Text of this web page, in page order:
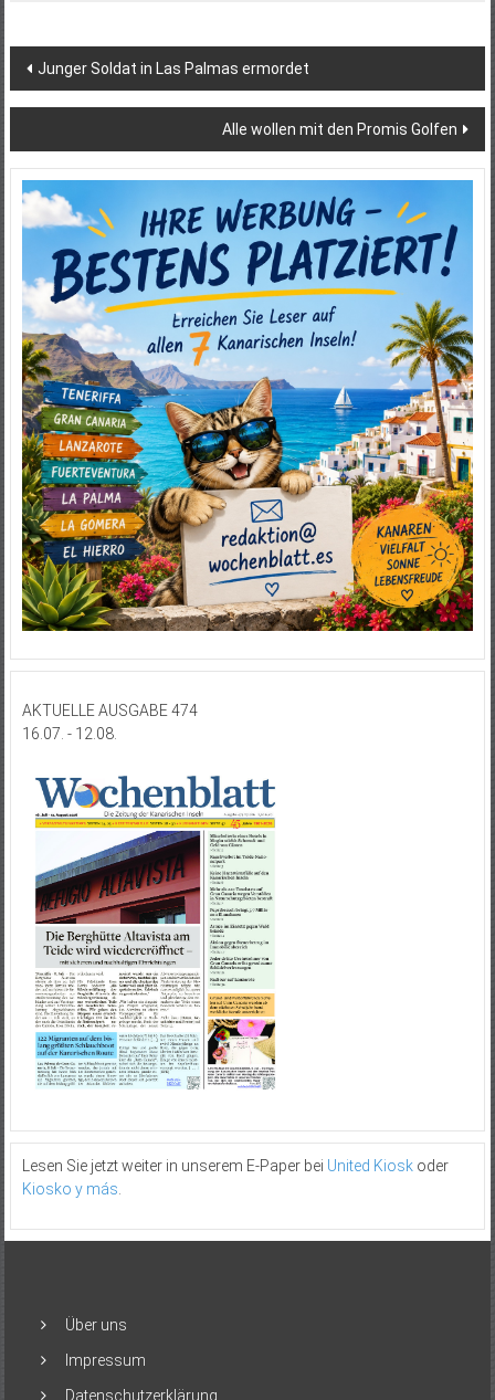
Beitragsnavigation
Junger Soldat in Las Palmas ermordet
Alle wollen mit den Promis Golfen
AKTUELLE AUSGABE 474
16.07. - 12.08.
Lesen Sie jetzt weiter in unserem E-Paper bei United Kioskoder
Kiosko y más
Über uns
Impressum
Datenschutzerklärung